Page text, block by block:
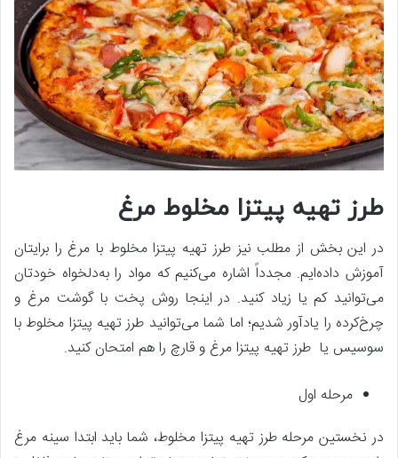
طرز تهیه پیتزا مخلوط مرغ
در این بخش از مطلب نیز طرز تهیه پیتزا مخلوط با مرغ را برایتان
آموزش داده‌ایم. مجدداً اشاره می‌کنیم که مواد را به‌دلخواه خودتان
می‌توانید کم یا زیاد کنید. در اینجا روش پخت با گوشت مرغ و
چرخ‌کرده را یادآور شدیم؛ اما شما می‌توانید طرز تهیه پیتزا مخلوط با
سوسیس یا طرز تهیه پیتزا مرغ و قارچ را هم امتحان کنید.
مرحله اول
در نخستین مرحله طرز تهیه پیتزا مخلوط، شما باید ابتدا سینه مرغ